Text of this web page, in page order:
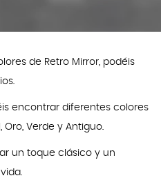
de Retro Mirror, podéis
encontrar diferentes colores
Oro, Verde y Antiguo.
un toque clásico y un